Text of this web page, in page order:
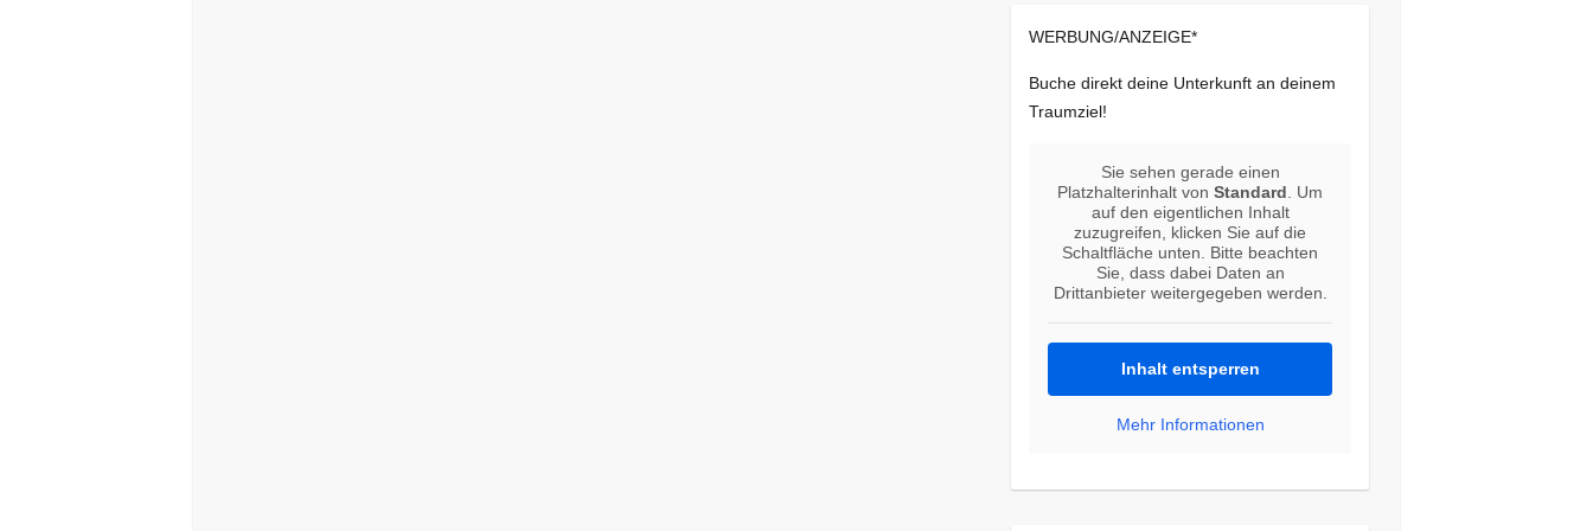
WERBUNG/ANZEIGE*
Buche direkt deine Unterkunft an deinem
Traumziel!
Sie sehen gerade einen
Platzhalterinhalt vonStandard . Um
auf den eigentlichen Inhalt
zuzugreifen, klicken Sie auf die
Schaltfläche unten. Bitte beachten
Sie, dass dabei Daten an
Drittanbieter weitergegeben werden.
Inhalt entsperren
Mehr Informationen